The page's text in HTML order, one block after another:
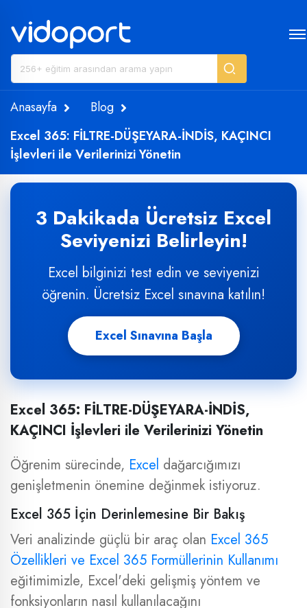
Anasayfa
Blog
Excel 365: FİLTRE-DÜŞEYARA-İNDİS, KAÇINCI
İşlevleri ile Verilerinizi Yönetin
3 Dakikada Ücretsiz Excel
Seviyenizi Belirleyin!
Excel bilginizi test edin ve seviyenizi
öğrenin. Ücretsiz Excel sınavına katılın!
Excel Sınavına Başla
Excel 365: FİLTRE-DÜŞEYARA-İNDİS,
KAÇINCI İşlevleri ile Verilerinizi Yönetin
Öğrenim sürecinde, Excel dağarcığımızı
genişletmenin önemine değinmek istiyoruz.
Excel 365 İçin Derinlemesine Bir Bakış
Veri analizinde güçlü bir araç olan Excel 365
Özellikleri ve Excel 365 Formüllerinin Kullanımı
eğitimimizle, Excel'deki gelişmiş yöntem ve
fonksiyonların nasıl kullanılacağını